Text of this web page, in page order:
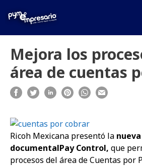
Mejora los
área de cuentas
Ricoh Mexicana presentó la
documentalPay Control, que
procesos del área de Cuentas por